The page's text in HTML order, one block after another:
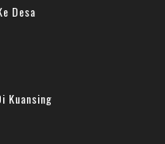
Desa
Kuansing